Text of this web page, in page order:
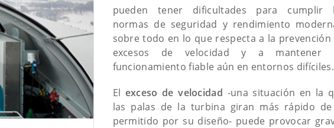
pueden tener dificultades para cumplir
normas de seguridad y rendimiento
sobre todo en lo que respecta a la prevención
excesos de velocidad y a mantener
funcionamiento fiable aún en entornos difíciles.
El exceso de velocidad -una situación en la
las palas de la turbina giran más rápido
permitido por su diseño- puede provocar